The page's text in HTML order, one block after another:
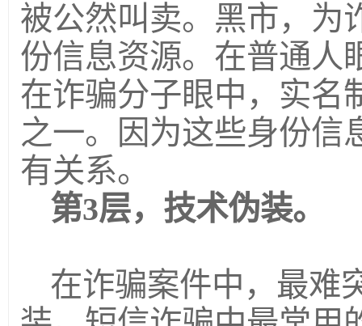
被公然叫卖。黑市，为
份信息资源。在普通人
在诈骗分子眼中，实名
之一。因为这些身份信
有关系。
第3层，技术伪装。
在诈骗案件中，最难